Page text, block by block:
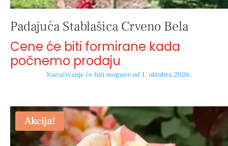
Padajuća Stablašica Crveno Bela
Cene će biti formirane kada
počnemo prodaju
Naručivanje će biti moguće od 1. oktobra 2026.
Akcija!